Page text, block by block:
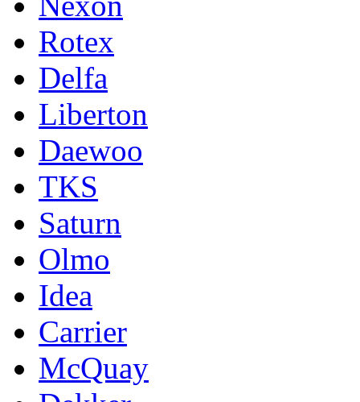
Rotex
Delfa
Liberton
Daewoo
TKS
Saturn
Olmo
Idea
Carrier
McQuay